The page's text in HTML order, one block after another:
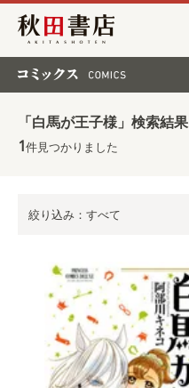
秋田書店
「白馬が王子様」検索結果
1件見つかりました
絞り込み：すべて